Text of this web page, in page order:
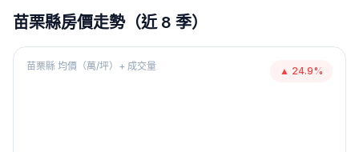
苗栗縣房價走勢（近 8 季）
苗栗縣 均價（萬/坪）+ 成交量 ▲ 24.9%